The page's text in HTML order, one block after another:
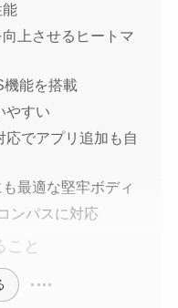
上させるヒートマ
能を搭載
やすい
でアプリ追加も自
最適な堅牢ボディ
ンパスに対応
こと